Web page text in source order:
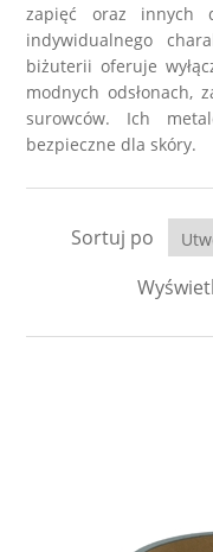
Różańce
Ekspozytory i
Klipsy do guzików -
BRELOKI
Stal szlachetna 316L
Biżuteria metalowa
KOCIE OKO / KWARC
JADEIT
LABRADORYT
zapięć oraz innych
indywidualnego
biżuterii oferuje
modnych odsłonach,
surowców. Ich
bezpieczne dla skóry.
Sortuj po
Wyświetl